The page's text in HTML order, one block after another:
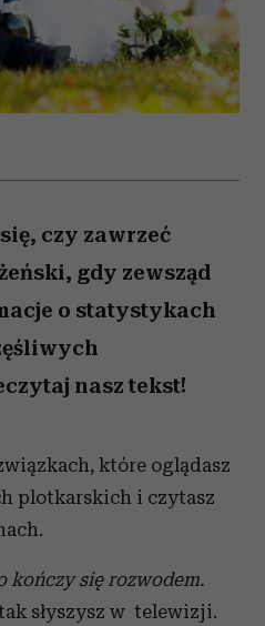
czy zawrzeć
gdy zewsząd
o statystykach
nasz tekst!
które oglądasz
plotkarskich i czytasz
kończy się rozwodem.
słyszysz w telewizji.